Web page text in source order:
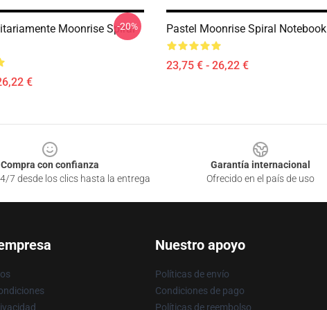
Moonrise Spiral
€
-20% Pastel Moonrise Spiral Notebook
23,75 € - 26,22 €
Compra con confianza
7 desde los clics hasta la entrega
Garantía internacional
Ofrecido en el país de uso
Nuestro apoyo
Políticas de envío
Condiciones de pago
Políticas de reembolso